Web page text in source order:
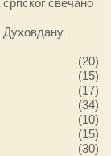
(20)
(15)
(17)
(34)
(10)
(15)
(30)